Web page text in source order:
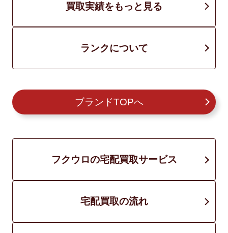
買取実績をもっと見る
ランクについて
ブランドTOPへ
フクウロの宅配買取サービス
宅配買取の流れ